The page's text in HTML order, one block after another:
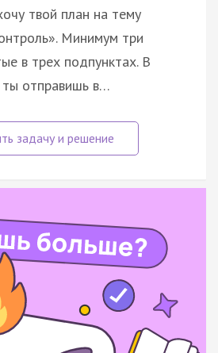
твой план на тему
Минимум три
в трех подпунктах. В
ты отправишь в…